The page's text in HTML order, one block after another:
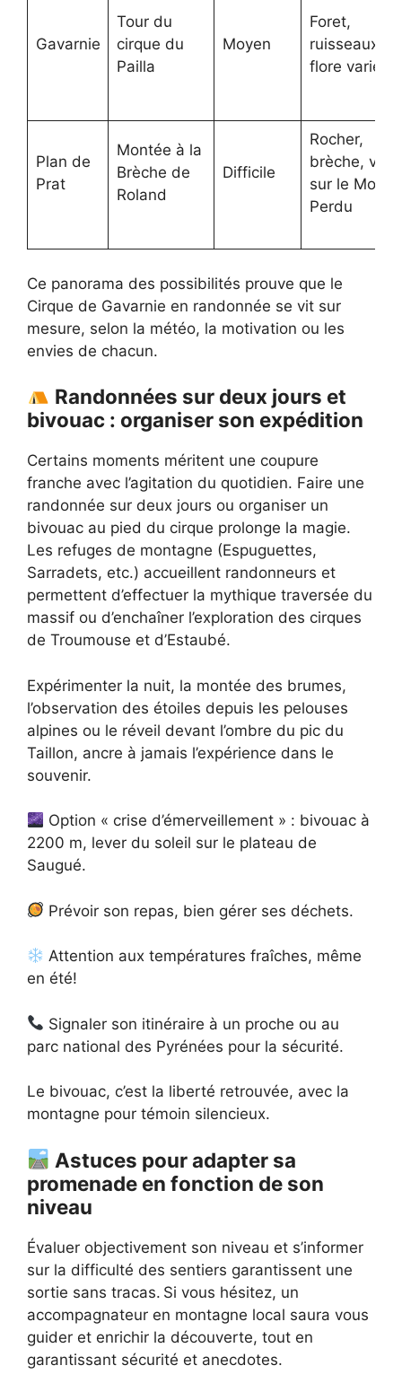
Gavarnie
Tour du
cirque du
Pailla
Moyen
Foret,
ruisseaux,
flore variée
Plan de
Prat
Montée à la
Brèche de
Roland
Difficile
Rocher,
brèche, vue
sur le Mont
Perdu
Ce panorama des possibilités prouve que le
Cirque de Gavarnie en randonnée se vit sur
mesure, selon la météo, la motivation ou les
envies de chacun.
Randonnées sur deux jours et
bivouac : organiser son expédition
Certains moments méritent une coupure
franche avec l’agitation du quotidien. Faire une
randonnée sur deux jours ou organiser un
bivouac au pied du cirque prolonge la magie.
Les refuges de montagne (Espuguettes,
Sarradets, etc.) accueillent randonneurs et
permettent d’effectuer la mythique traversée du
massif ou d’enchaîner l’exploration des cirques
de Troumouse et d’Estaubé.
Expérimenter la nuit, la montée des brumes,
l’observation des étoiles depuis les pelouses
alpines ou le réveil devant l’ombre du pic du
Taillon, ancre à jamais l’expérience dans le
souvenir.
Option « crise d’émerveillement » : bivouac à
2200 m, lever du soleil sur le plateau de
Saugué.
Prévoir son repas, bien gérer ses déchets.
Attention aux températures fraîches, même
en été!
Signaler son itinéraire à un proche ou au
parc national des Pyrénées pour la sécurité.
Le bivouac, c’est la liberté retrouvée, avec la
montagne pour témoin silencieux.
Astuces pour adapter sa
promenade en fonction de son
niveau
Évaluer objectivement son niveau et s’informer
sur la difficulté des sentiers garantissent une
sortie sans tracas. Si vous hésitez, un
accompagnateur en montagne local saura vous
guider et enrichir la découverte, tout en
garantissant sécurité et anecdotes.